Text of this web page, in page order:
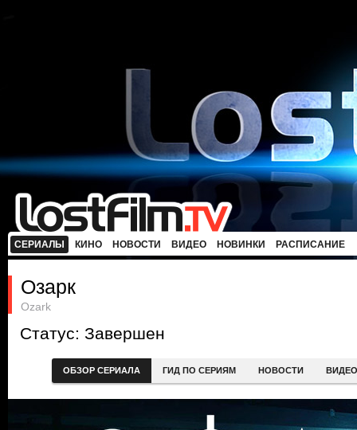
СЕРИАЛЫ КИНО НОВОСТИ ВИДЕО НОВИНКИ РАСПИСАНИЕ
Озарк
Ozark
Статус: Завершен
ОБЗОР СЕРИАЛА ГИД ПО СЕРИЯМ НОВОСТИ ВИДЕО